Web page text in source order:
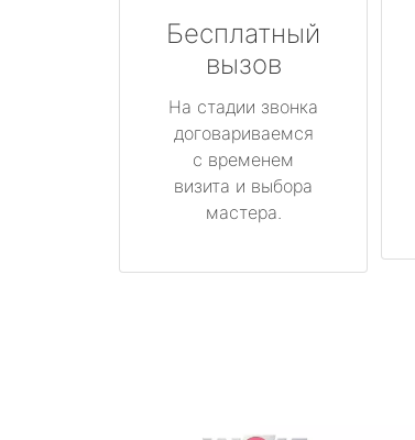
Бесплатный
вызов
На стадии звонка
договариваемся
с временем
визита и выбора
мастера.